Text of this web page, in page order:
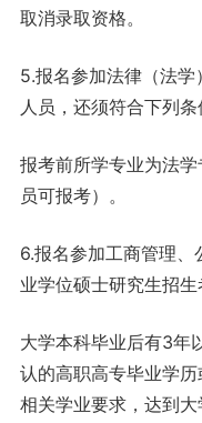
取消录取资格。
5.报名参加法律（法
人员，还须符合下列条
报考前所学专业为法
员可报考）。
6.报名参加工商管理
业学位硕士研究生招
大学本科毕业后有3年
认的高职高专毕业学
相关学业要求，达到